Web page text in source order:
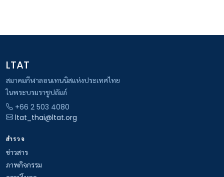
LTAT
สมาคมกีฬาลอนเทนนิสแห่งประเทศไทย
ในพระบรมราชูปถัมภ์
+66 2 503 4080
ltat_thai@ltat.org
สำรวจ
ข่าวสาร
ภาพกิจกรรม